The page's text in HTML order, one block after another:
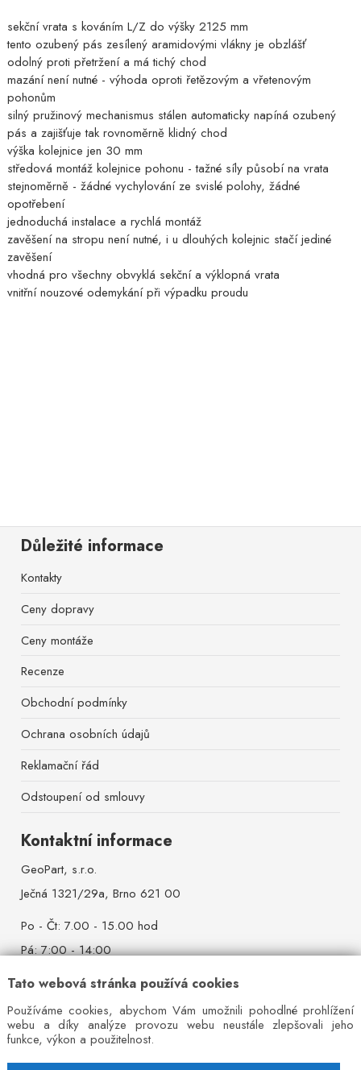
Tato webová stránka používá cookies
Používáme cookies, abychom Vám umožnili pohodlné prohlížení
webu a díky analýze provozu webu neustále zlepšovali jeho
funkce, výkon a použitelnost.
sekční vrata s kováním L/Z do výšky 2125 mm
tento ozubený pás zesílený aramidovými vlákny je obzlášť
odolný proti přetržení a má tichý chod
mazání není nutné - výhoda oproti řetězovým a vřetenovým
pohonům
silný pružinový mechanismus stálen automaticky napíná ozubený
pás a zajišťuje tak rovnoměrně klidný chod
výška kolejnice jen 30 mm
středová montáž kolejnice pohonu - tažné síly působí na vrata
stejnoměrně - žádné vychylování ze svislé polohy, žádné
opotřebení
jednoduchá instalace a rychlá montáž
zavěšení na stropu není nutné, i u dlouhých kolejnic stačí jediné
zavěšení
vhodná pro všechny obvyklá sekční a výklopná vrata
vnitřní nouzové odemykání při výpadku proudu
Důležité informace
Kontakty
Ceny dopravy
Ceny montáže
Recenze
Obchodní podmínky
Ochrana osobních údajů
Reklamační řád
Odstoupení od smlouvy
Kontaktní informace
GeoPart, s.r.o.
Ječná 1321/29a, Brno 621 00
Po - Čt: 7.00 - 15.00 hod
Pá: 7:00 - 14:00
So - Ne: zavřeno
Mobil:+420 777 642 384
Pevná linka: +420 544 527 521